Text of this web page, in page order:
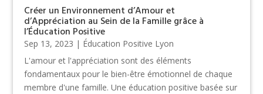
Créer un Environnement d’Amour et
d’Appréciation au Sein de la Famille grâce à
l’Éducation Positive
Sep 13, 2023 | Éducation Positive Lyon
L'amour et l'appréciation sont des éléments
fondamentaux pour le bien-être émotionnel de chaque
membre d'une famille. Une éducation positive basée sur